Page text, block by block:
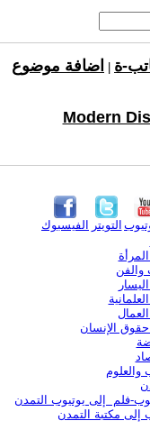
ة
اضافة موضوع
Modern
الفيسبوك التويتر
والفن
العمال
حقوق الإنسان
والعلوم
فلم إلى يوتيوب التمدن
إلى مكتبة التمدن